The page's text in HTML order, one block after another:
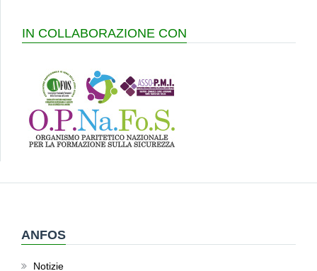
IN COLLABORAZIONE CON
ANFOS
Notizie